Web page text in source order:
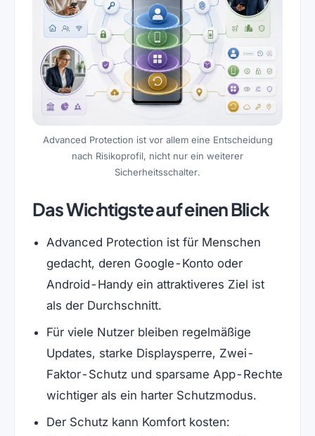
Advanced Protection ist vor allem eine Entscheidung
nach Risikoprofil, nicht nur ein weiterer
Sicherheitsschalter.
Das Wichtigste auf einen Blick
Advanced Protection ist für Menschen
gedacht, deren Google-Konto oder
Android-Handy ein attraktiveres Ziel ist
als der Durchschnitt.
Für viele Nutzer bleiben regelmäßige
Updates, starke Displaysperre, Zwei-
Faktor-Schutz und sparsame App-Rechte
wichtiger als ein harter Schutzmodus.
Der Schutz kann Komfort kosten: